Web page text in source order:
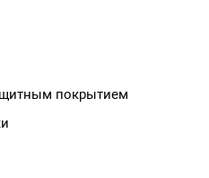
покрытием